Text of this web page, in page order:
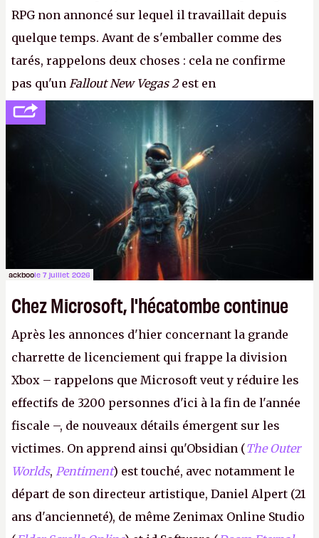
RPG non annoncé sur lequel il travaillait depuis
quelque temps. Avant de s'emballer comme des
tarés, rappelons deux choses : cela ne confirme
pas qu'un Fallout New Vegas 2est en
développement (pour ce que l'on sait, ils bossent
peut-être sur
Fallout Football ou
Fallout vs. Les
Lapins Crétins) et l'Obsidian d'aujourd'hui n'est plus
le même studio qu'il y a 15 ans. Mais bon, OK, on
peut commencer à fantasmer.A.
ackboole 7 juillet 2026
Chez Microsoft, l'hécatombe continue
Après les annonces d'hier concernant la grande
charrette de licenciement qui frappe la division
Xbox – rappelons que Microsoft veut y réduire les
effectifs de 3200 personnes d'ici à la fin de l'année
fiscale –, de nouveaux détails émergent sur les
victimes. On apprend ainsi qu'Obsidian (The Outer
Worlds, Pentiment) est touché, avec notamment le
départ de son directeur artistique, Daniel Alpert (21
ans d'ancienneté), de même Zenimax Online Studio